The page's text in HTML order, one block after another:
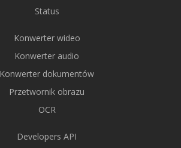
Status
Konwerter wideo
Konwerter audio
Konwerter dokumentów
Przetwornik obrazu
OCR
Developers API